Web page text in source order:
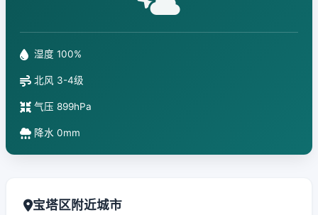
湿度 100%
北风 3-4级
气压 899hPa
降水 0mm
宝塔区附近城市